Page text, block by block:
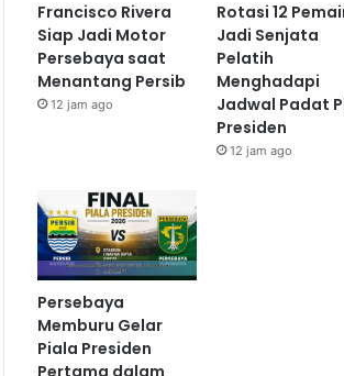
Francisco Rivera
Siap Jadi Motor
Persebaya saat
Menantang Persib
12 jam ago
Rotasi 12
Jadi Senjata
Pelatih
Menghadapi
Jadwal Padat
Presiden
12 jam ago
Persebaya
Memburu Gelar
Piala Presiden
Pertama dalam